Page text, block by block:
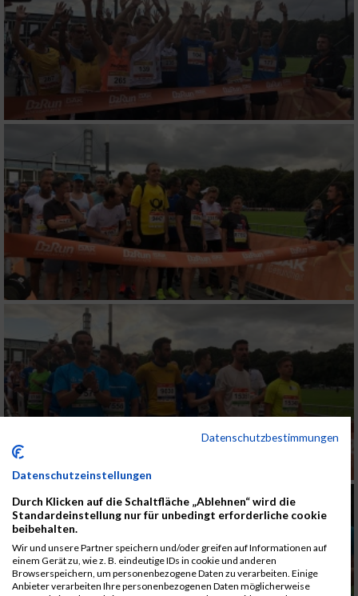
Datenschutzbestimmungen
Datenschutzeinstellungen
Durch Klicken auf die Schaltfläche „Ablehnen“ wird die
Standardeinstellung nur für unbedingt erforderliche cookie
beibehalten.
Wir und unsere Partner speichern und/oder greifen auf Informationen auf
einem Gerät zu, wie z. B. eindeutige IDs in cookie und anderen
Browserspeichern, um personenbezogene Daten zu verarbeiten. Einige
Anbieter verarbeiten Ihre personenbezogenen Daten möglicherweise